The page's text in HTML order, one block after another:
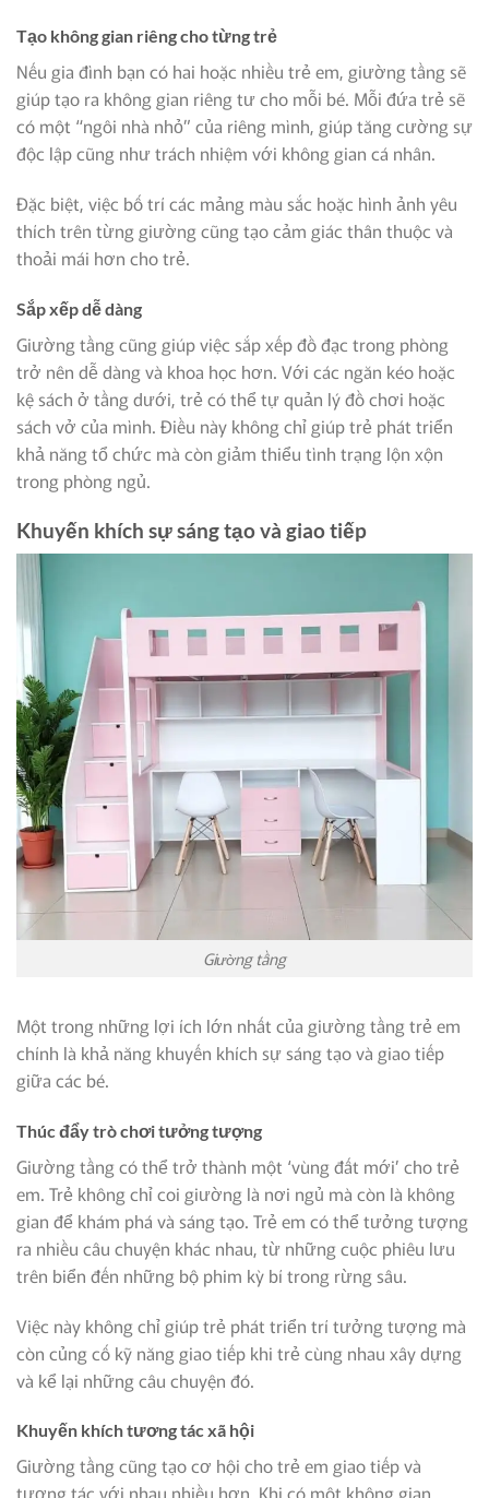
Tạo không gian riêng cho từng trẻ
Nếu gia đình bạn có hai hoặc nhiều trẻ em, giường tầng sẽ
giúp tạo ra không gian riêng tư cho mỗi bé. Mỗi đứa trẻ sẽ
có một “ngôi nhà nhỏ” của riêng mình, giúp tăng cường sự
độc lập cũng như trách nhiệm với không gian cá nhân.
Đặc biệt, việc bố trí các mảng màu sắc hoặc hình ảnh yêu
thích trên từng giường cũng tạo cảm giác thân thuộc và
thoải mái hơn cho trẻ.
Sắp xếp dễ dàng
Giường tầng cũng giúp việc sắp xếp đồ đạc trong phòng
trở nên dễ dàng và khoa học hơn. Với các ngăn kéo hoặc
kệ sách ở tầng dưới, trẻ có thể tự quản lý đồ chơi hoặc
sách vở của mình. Điều này không chỉ giúp trẻ phát triển
khả năng tổ chức mà còn giảm thiểu tình trạng lộn xộn
trong phòng ngủ.
Khuyến khích sự sáng tạo và giao tiếp
Giường tầng
Một trong những lợi ích lớn nhất của giường tầng trẻ em
chính là khả năng khuyến khích sự sáng tạo và giao tiếp
giữa các bé.
Thúc đẩy trò chơi tưởng tượng
Giường tầng có thể trở thành một ‘vùng đất mới’ cho trẻ
em. Trẻ không chỉ coi giường là nơi ngủ mà còn là không
gian để khám phá và sáng tạo. Trẻ em có thể tưởng tượng
ra nhiều câu chuyện khác nhau, từ những cuộc phiêu lưu
trên biển đến những bộ phim kỳ bí trong rừng sâu.
Việc này không chỉ giúp trẻ phát triển trí tưởng tượng mà
còn củng cố kỹ năng giao tiếp khi trẻ cùng nhau xây dựng
và kể lại những câu chuyện đó.
Khuyến khích tương tác xã hội
Giường tầng cũng tạo cơ hội cho trẻ em giao tiếp và